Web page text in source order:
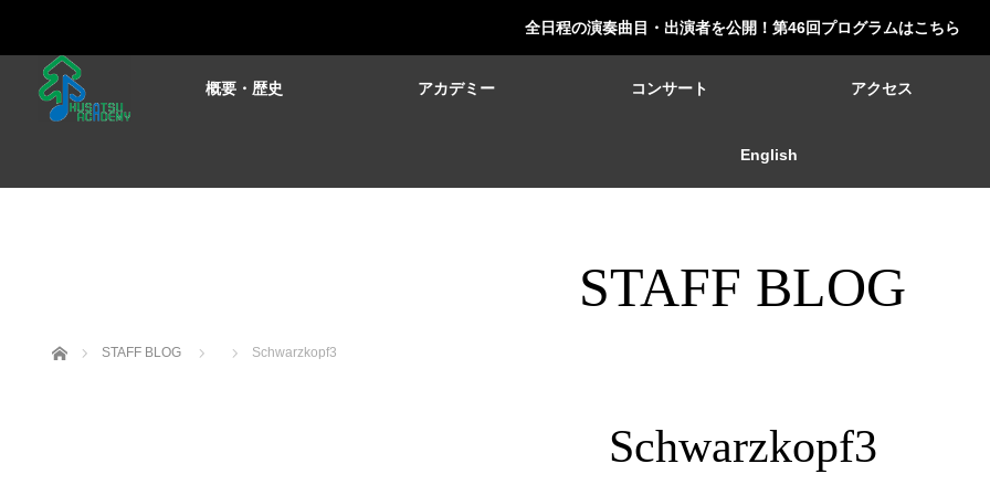
全日程の演奏曲目・出演者を公開！第46回プログラムはこちら
概要・歴史 アカデミー コンサート アクセス
English
STAFF BLOG
ホーム STAFF BLOG Schwarzkopf3
Schwarzkopf3